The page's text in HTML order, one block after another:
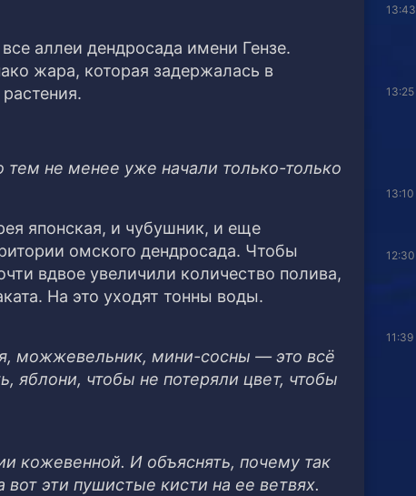
аллеи дендросада имени Гензе.
жара, которая задержалась в
тем не менее уже начали только-только
японская, и чубушник, и еще
омского дендросада. Чтобы
вдвое увеличили количество полива,
На это уходят тонны воды.
можжевельник, мини-сосны — это всё
яблони, чтобы не потеряли цвет, чтобы
кожевенной. И объяснять, почему так
вот эти пушистые кисти на ее ветвях.
13:43
13:25
13:10
12:30
11:39